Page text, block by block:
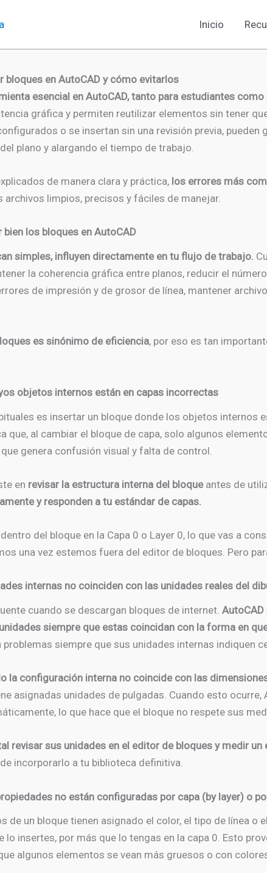
Inicio
bloques en AutoCAD y cómo evitarlos
esencial en AutoCAD, tanto para estudiantes
gráfica y permiten reutilizar elementos sin tener
o se insertan sin una revisión previa,
plano y alargando el tiempo de trabajo.
de manera clara y práctica, los errores más
archivos limpios, precisos y fáciles de manejar.
los bloques en AutoCAD
simples, influyen directamente en tu flujo de trabajo.
la coherencia gráfica entre planos, reducir el
de impresión y de grosor de línea, mantener
es sinónimo de eficiencia, por eso es tan
objetos internos están en capas incorrectas
es insertar un bloque donde los objetos internos
que, al cambiar el bloque de capa, solo algunos
genera confusión visual y falta de control.
en revisar la estructura interna del bloqueantes de
y responden a tu estándar de capas.
del bloque en la Capa 0 o Layer 0, lo que vas a
una vez estemos fuera del editor de bloques. Pero
internas no coinciden con las unidades reales del
cuando se descargan bloques de internet.
siempre que estas coincidan con la forma en
siempre que sus unidades internas indiquen
la configuración interna no coincide con las
asignadas unidades de pulgadas. Cuando esto
lo que hace que el bloque no respete sus
revisar sus unidades en el editor de bloques y medir
incorporarlo a tu biblioteca definitiva.
no están configuradas por capa (by layer) o
de un bloque tienen asignado el color, el tipo de línea o
lo insertes, por más que lo tengas en la capa 0. Esto
algunos elementos se vean más gruesos o con